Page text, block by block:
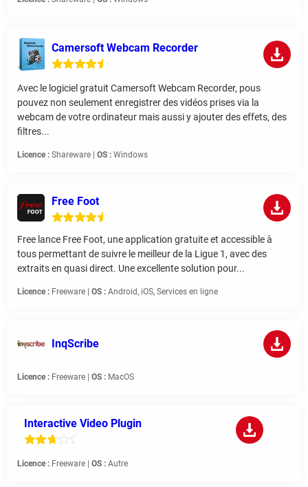
Camersoft Webcam Recorder
Avec le logiciel gratuit Camersoft Webcam Recorder, pous
pouvez non seulement enregistrer des vidéos prises via la
webcam de votre ordinateur mais aussi y ajouter des effets, des
filtres...
Licence : Shareware | OS : Windows
Free Foot
Free lance Free Foot, une application gratuite et accessible à
tous permettant de suivre le meilleur de la Ligue 1, avec des
extraits en quasi direct. Une excellente solution pour...
Licence : Freeware | OS : Android, iOS, Services en ligne
InqScribe
Licence : Freeware | OS : MacOS
Interactive Video Plugin
Licence : Freeware | OS : Autre